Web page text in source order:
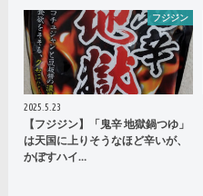
フジジン
2025.5.23
【フジジン】「鬼辛 地獄鍋つゆ」
は天国に上りそうなほど辛いが、
かぼすハイ…